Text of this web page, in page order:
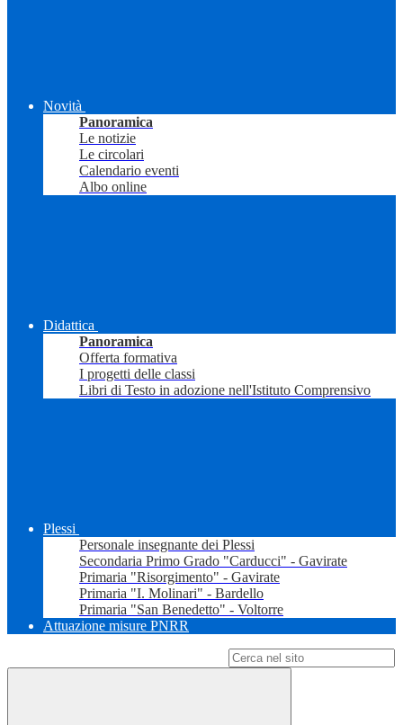
Novità
Panoramica
Le notizie
Le circolari
Calendario eventi
Albo online
Didattica
Panoramica
Offerta formativa
I progetti delle classi
Libri di Testo in adozione nell'Istituto Comprensivo
Plessi
Personale insegnante dei Plessi
Secondaria Primo Grado "Carducci" - Gavirate
Primaria "Risorgimento" - Gavirate
Primaria "I. Molinari" - Bardello
Primaria "San Benedetto" - Voltorre
Attuazione misure PNRR